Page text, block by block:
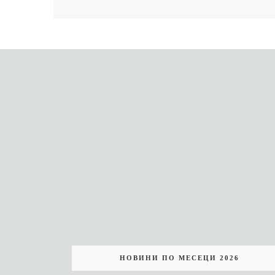
НОВИНИ ПО МЕСЕЦИ 2026